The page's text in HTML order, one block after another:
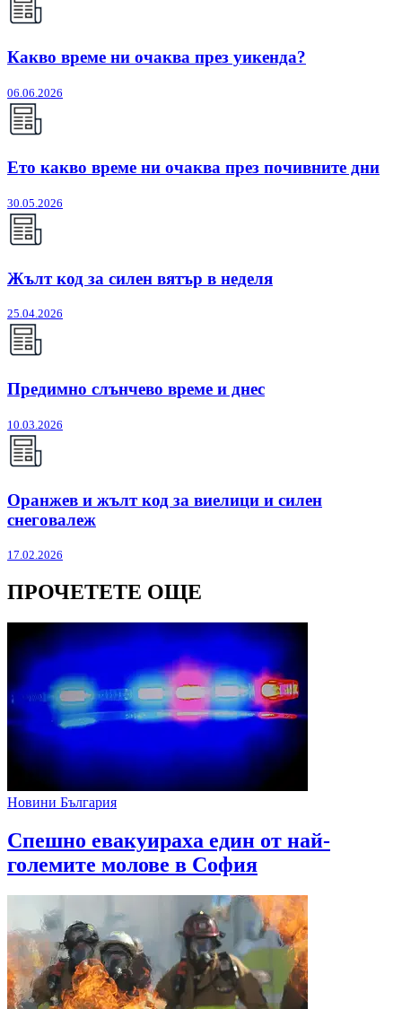
Какво време ни очаква през уикенда?
06.06.2026
Ето какво време ни очаква през почивните дни
30.05.2026
Жълт код за силен вятър в неделя
25.04.2026
Предимно слънчево време и днес
10.03.2026
Оранжев и жълт код за виелици и силен
снеговалеж
17.02.2026
ПРОЧЕТЕТЕ ОЩЕ
Новини България
Спешно евакуираха един от най-
големите молове в София